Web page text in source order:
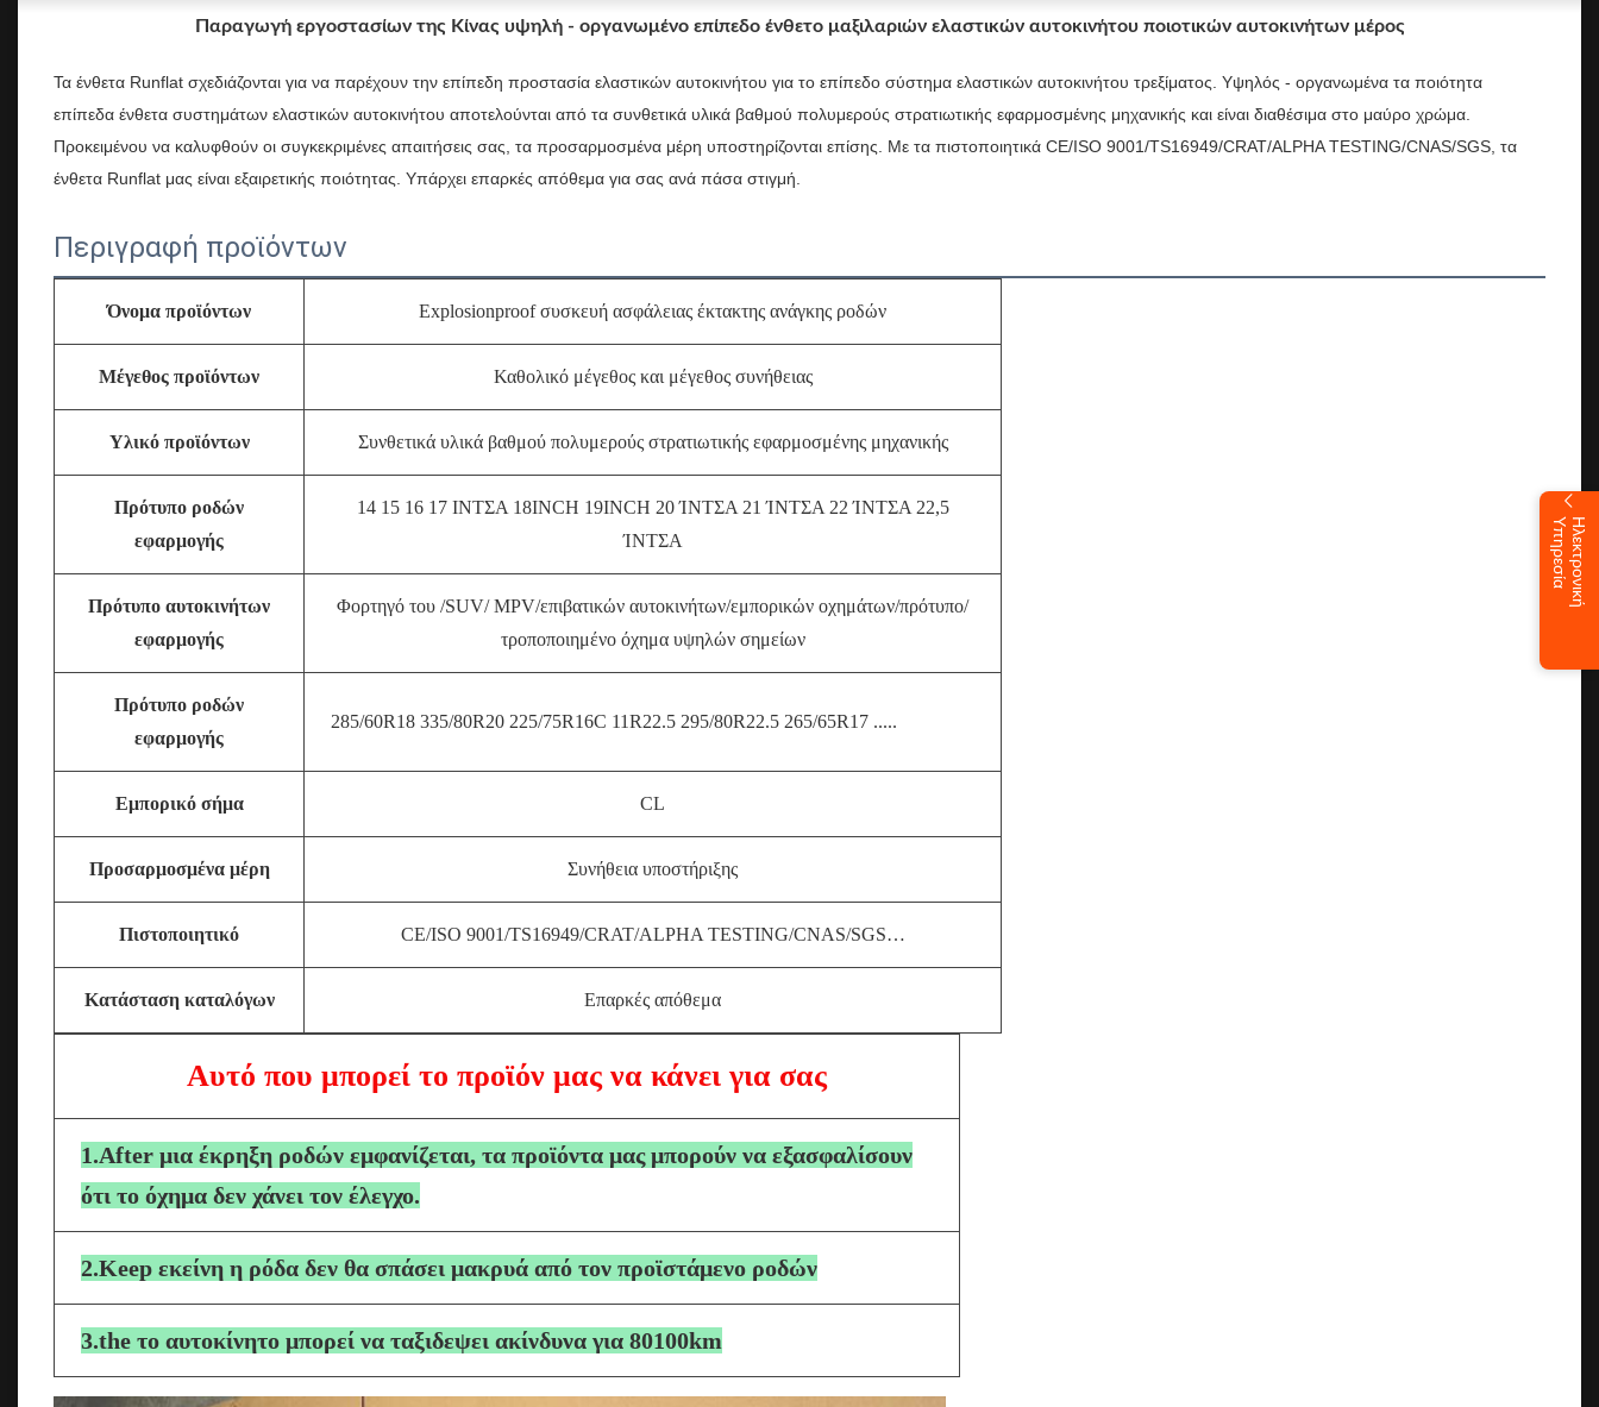
Η
λ
ε
κ
τ
ρ
ο
ν
ι
κ
ή
Υ
π
η
ρ
ε
σ
ί
α
Παραγωγή εργοστασίων της Κίνας υψηλή - οργανωμένο επίπεδο ένθετο μαξιλαριών ελαστικών αυτοκινήτου ποιοτικών αυτοκινήτων μέρος
Τα ένθετα Runflat σχεδιάζονται για να παρέχουν την επίπεδη προστασία ελαστικών αυτοκινήτου για το επίπεδο σύστημα ελαστικών αυτοκινήτου τρεξίματος. Υψηλός - οργανωμένα τα ποιότητα
επίπεδα ένθετα συστημάτων ελαστικών αυτοκινήτου αποτελούνται από τα συνθετικά υλικά βαθμού πολυμερούς στρατιωτικής εφαρμοσμένης μηχανικής και είναι διαθέσιμα στο μαύρο χρώμα.
Προκειμένου να καλυφθούν οι συγκεκριμένες απαιτήσεις σας, τα προσαρμοσμένα μέρη υποστηρίζονται επίσης. Με τα πιστοποιητικά CE/ISO 9001/TS16949/CRAT/ALPHA TESTING/CNAS/SGS, τα
ένθετα Runflat μας είναι εξαιρετικής ποιότητας. Υπάρχει επαρκές απόθεμα για σας ανά πάσα στιγμή.
Περιγραφή προϊόντων
Όνομα προϊόντων Explosionproof συσκευή ασφάλειας έκτακτης ανάγκης ροδών
Μέγεθος προϊόντων Καθολικό μέγεθος και μέγεθος συνήθειας
Υλικό προϊόντων Συνθετικά υλικά βαθμού πολυμερούς στρατιωτικής εφαρμοσμένης μηχανικής
Πρότυπο ροδών
εφαρμογής
14 15 16 17ΙΝΤΣΑ 18INCH 19INCH 20 ΊΝΤΣΑ 21 ΊΝΤΣΑ 22 ΊΝΤΣΑ 22,5
ΊΝΤΣΑ
Πρότυπο αυτοκινήτων
εφαρμογής
Φορτηγό του /SUV/ MPV/επιβατικών αυτοκινήτων/εμπορικών οχημάτων/πρότυπο/
τροποποιημένο όχημα υψηλών σημείων
Πρότυπο ροδών
εφαρμογής
285/60R18 335/80R20 225/75R16C 11R22.5 295/80R22.5 265/65R17 .....
Εμπορικό σήμα CL
Προσαρμοσμένα μέρη Συνήθεια υποστήριξης
Πιστοποιητικό CE/ISO 9001/TS16949/CRAT/ALPHA TESTING/CNAS/SGS…
Κατάσταση καταλόγων Επαρκές απόθεμα
Αυτό που μπορεί το προϊόν μας να κάνει για σας
1.After μια έκρηξη ροδών εμφανίζεται, τα προϊόντα μας μπορούν να εξασφαλίσουν
ότι το όχημα δεν χάνει τον έλεγχο.
2.Keep εκείνη η ρόδα δεν θα σπάσει μακρυά από τον προϊστάμενο ροδών
3.the το αυτοκίνητο μπορεί να ταξιδεψει ακίνδυνα για 80100km